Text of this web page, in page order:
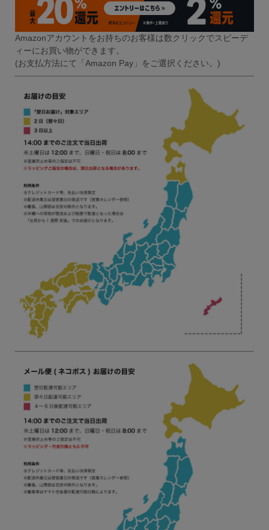
Amazonアカウントをお持ちのお客様は数クリックでスピーデ
ィーにお買い物ができます。
(お支払方法にて「Amazon Pay」をご選択ください。)